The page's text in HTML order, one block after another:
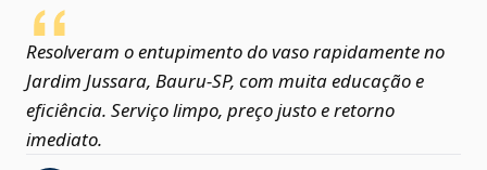
Resolveram o entupimento do vaso rapidamente no
Jardim Jussara, Bauru‑SP, com muita educação e
eficiência. Serviço limpo, preço justo e retorno
imediato.